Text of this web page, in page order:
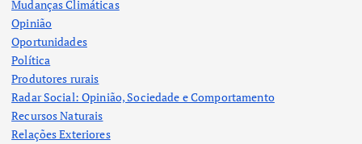
Mudanças Climáticas
Opinião
Oportunidades
Política
Produtores rurais
Radar Social: Opinião, Sociedade e Comportamento
Recursos Naturais
Relações Exteriores